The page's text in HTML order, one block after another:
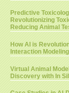
Predictive
Revolutionizing
Reducing Animal
How AI is
Interaction Modeling
Virtual Animal
Discovery with In